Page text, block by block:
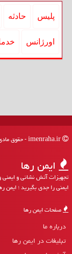
پلیس حادثه
اورژانس
ایمن رها
تجهیزات آتش نشانی و
ایمنی را جدی بگیرید ؛ ایمن
صفحات ایمن رها
درباره ما
تبلیغات در ایمن رها